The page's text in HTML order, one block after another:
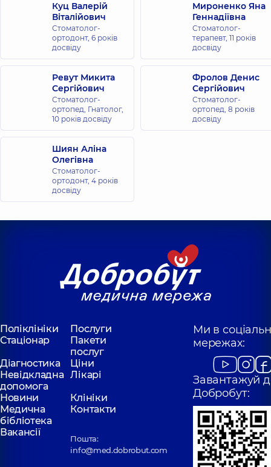
Куц Валерій
Віталійович
Стоматолог-
ортодонт, 6 років
досвіду
Мироненко Яна
Геннадіївна
Стоматолог-
терапевт, 11 років
досвіду
Ревут Микита
Сергійович
Стоматолог-
ортопед, Гнатолог,
10 років досвіду
Фролов Денис
Сергійович
Стоматолог-
ортопед, 8 років
досвіду
Шиян Аліна
Олегівна
Стоматолог-
ортодонт, 4 років
досвіду
Поліклініки
Послуги
Стаціонар
Пакети
послуг
Діагностика
Ціни
Невідкладна
допомога
Лікарі
Новини
Клініки
Медична
бібліотека
Контакти
Вакансії
Пошта:
info@med.dobrobut.com
Ми в
мережах:
Завантажуй
Добробут: